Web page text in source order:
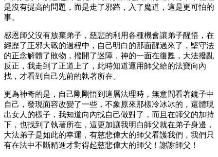
是沒有提高的問題，而是走了邪路，入了魔道，這是更可怕的
事。
感恩師父沒有放棄弟子，慈悲的利用各種機會讓弟子醒悟，在
經歷了正邪大戰的過程中，自己明白的那面醒過來了，堅守法
的正念解體了敗物，撥開了迷障，神的一面在復甦，大法撥亂
反正，我走到了正道上了，此時知道運用師父給的法寶向內
找，才看到自己先前的執著所在。
更為神奇的是，自己剛剛悟到這層法理時，無意間看著鏡子中
自己，發現面容改變了一些，不象原來那樣冷冰冰的，還體現
出女人的樣子，我知道向內找自己做對了，而且在師父的加持
下，也找到了執著所在，這更加讓我明白師父就在弟子身邊，
大法弟子是如此的幸運，有慈悲偉大的師父看護我們，我們只
有在法中不斷精進才對得起慈悲偉大的師父！謝謝師父！